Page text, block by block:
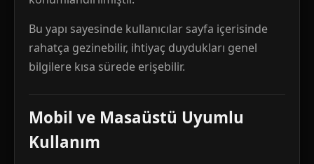
Bu yapı sayesinde kullanıcılar sayfa içerisinde
rahatça gezinebilir, ihtiyaç duydukları genel
bilgilere kısa sürede erişebilir.
Mobil ve Masaüstü Uyumlu
Kullanım